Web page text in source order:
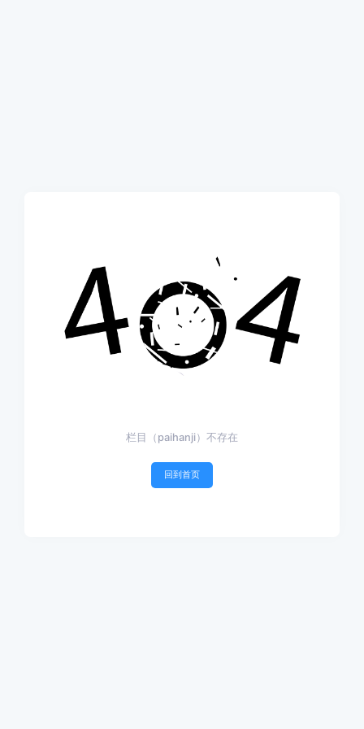
栏目（paihanji）不存在
回到首页